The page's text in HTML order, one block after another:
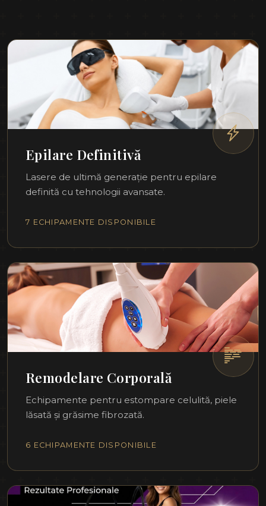
Epilare Definitivă
Lasere de ultimă generație pentru epilare
definită cu tehnologii avansate.
7 ECHIPAMENTE DISPONIBILE
Remodelare Corporală
Echipamente pentru estompare celulită, piele
lăsată și grăsime fibrozată.
6 ECHIPAMENTE DISPONIBILE